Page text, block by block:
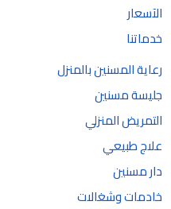
الآسعار
خدماتنا
رعاية المسنين بالمنزل
جليسة مسنين
التمريض المنزلي
علاج طبيعي
دار مسنين
خادمات وشغالات